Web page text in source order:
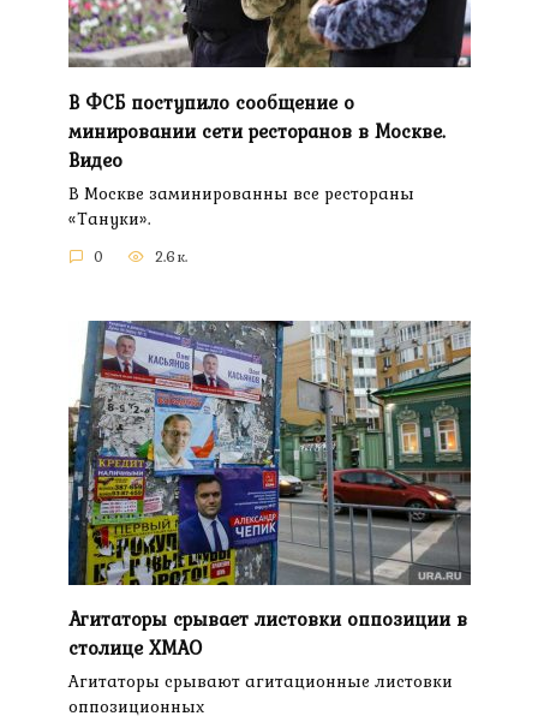
В ФСБ поступило сообщение о
минировании сети ресторанов в Москве.
Видео
В Москве заминированны все рестораны
«Тануки».
0 2.6к.
Агитаторы срывает листовки оппозиции в
столице ХМАО
Агитаторы срывают агитационные листовки
оппозиционных